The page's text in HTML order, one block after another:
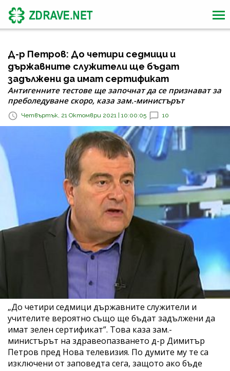
Д-р Петров: До четири седмици и
държавните служители ще бъдат
задължени да имат сертификат
Антигенните тестове ще започнат да се признават за
преболедуване скоро, каза зам.-министърът
Четвъртък, 21 Октомври 2021 | 10:00:05 10
„До четири седмици държавните служители и
учителите вероятно също ще бъдат задължени да
имат зелен сертификат”. Това каза зам.-
министърът на здравеопазването д-р Димитър
Петров пред Нова телевизия. По думите му те са
изключени от заповедта сега, защото ако бъде